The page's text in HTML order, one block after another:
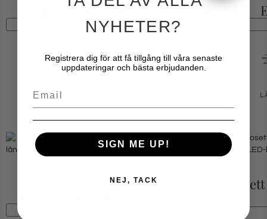
Julpyssel Klä din Filtgran
REA!
299kr 239.20kr
LÄGG TILL I VARUKORG
NYHETER?
Registrera dig för att få tillgång till våra senaste
uppdateringar och bästa erbjudanden.
Email
SIGN ME UP!
NEJ, TACK